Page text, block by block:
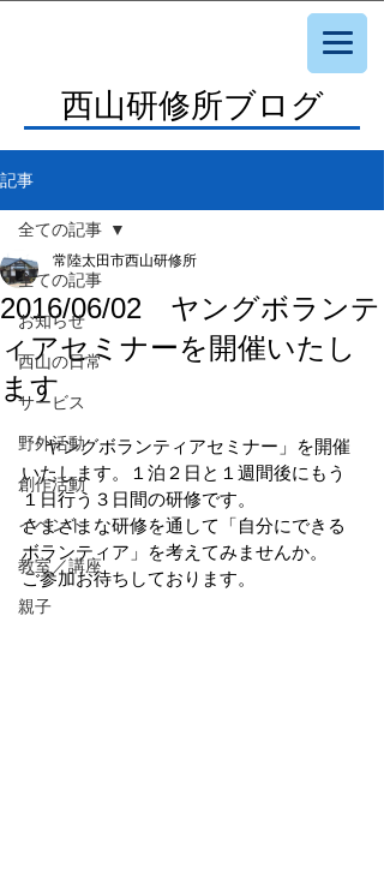
西山研修所ブログ
記事
全ての記事
お知らせ
西山の日常
サービス
野外活動
創作活動
イベント
教室／講座
親子
全ての記事
2016/06/02 ヤングボランテ
ィアセミナーを開催いたし
ます
常陸太田市西山研修所
「ヤングボランティアセミナー」を開催
いたします。１泊２日と１週間後にもう
１日行う３日間の研修です。
さまざまな研修を通して「自分にできる
ボランティア」を考えてみませんか。
ご参加お待ちしております。